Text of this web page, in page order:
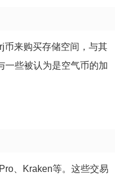
币来购买存储空间，与其
一些被认为是空气币的加
、Kraken等。这些交易